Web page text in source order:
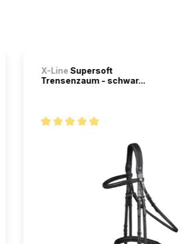
X-LineSupersoft
Trensenzaum - schwar...